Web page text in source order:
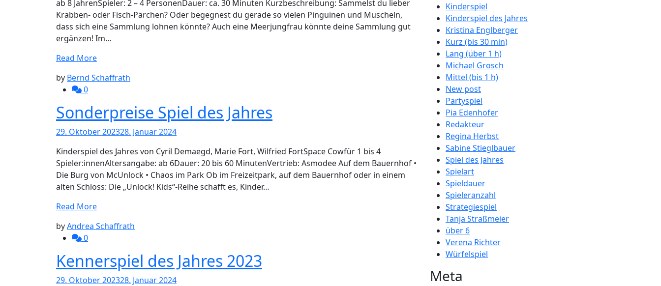
ab 8 JahrenSpieler: 2 – 4 PersonenDauer: ca. 30 Minuten Kurzbeschreibung: Sammelst du lieber
Krabben- oder Fisch-Pärchen? Oder begegnest du gerade so vielen Pinguinen und Muscheln,
dass sich eine Sammlung lohnen könnte? Auch eine Meerjungfrau könnte deine Sammlung gut
ergänzen! Im…
Read More
by Bernd Schaffrath
0
Sonderpreise Spiel des Jahres
29. Oktober 202328. Januar 2024
Kinderspiel des Jahres von Cyril Demaegd, Marie Fort, Wilfried FortSpace Cowfür 1 bis 4
Spieler:innenAltersangabe: ab 6Dauer: 20 bis 60 MinutenVertrieb: Asmodee Auf dem Bauernhof •
Die Burg von McUnlock • Chaos im Park Ob im Freizeitpark, auf dem Bauernhof oder in einem
alten Schloss: Die „Unlock! Kids“-Reihe schafft es, Kinder…
Read More
byAndrea Schaffrath
0
Kennerspiel des Jahres 2023
29. Oktober 202328. Januar 2024
Kinderspiel
Kinderspiel des Jahres
Kristina Englberger
Kurz (bis 30 min)
Lang (über 1 h)
Michael Grosch
Mittel (bis 1 h)
New post
Partyspiel
Pia Edenhofer
Redakteur
Regina Herbst
Sabine Stieglbauer
Spiel des Jahres
Spielart
Spieldauer
Spieleranzahl
Strategiespiel
Tanja Straßmeier
über 6
Verena Richter
Würfelspiel
Meta